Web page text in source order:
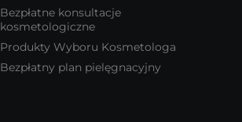
Bezpłatne konsultacje
kosmetologiczne
Produkty Wyboru Kosmetologa
Bezpłatny plan pielęgnacyjny